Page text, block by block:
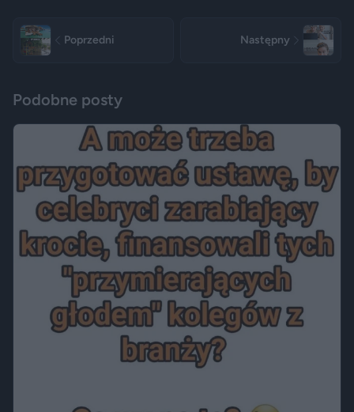
Poprzedni Następny
Podobne posty